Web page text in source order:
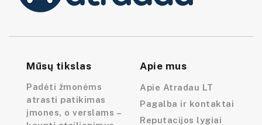
Mūsų tikslas
Padėti žmonėms
atrasti patikimas
įmones, o verslams –
Apie mus
Apie Atradau LT
Pagalba ir kontaktai
Reputacijos lygiai